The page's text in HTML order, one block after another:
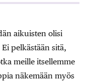
aikuisten olisi
pelkästään sitä,
meille itsellemme
näkemään myös